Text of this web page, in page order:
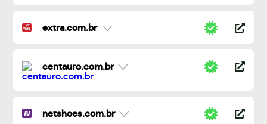
extra.com.br
centauro.com.br
netshoes.com.br